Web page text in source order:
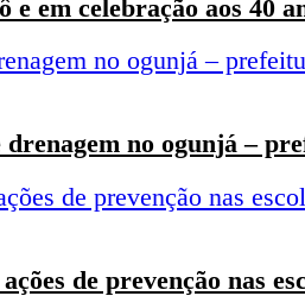
em celebração aos 40
no ogunjá –
de prevenção nas